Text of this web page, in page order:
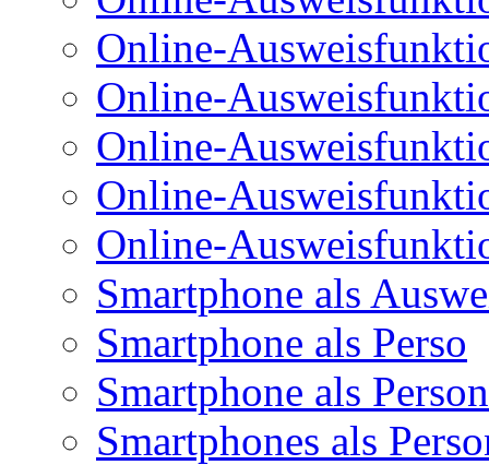
Online-
Online-
Online-
Online-
Online-
Smartphone als
Smartphone als Perso
Smartphone als
Smartphones als